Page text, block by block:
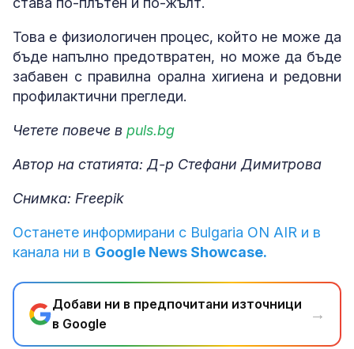
Това е физиологичен процес, който не може да
бъде напълно предотвратен, но може да бъде
забавен с правилна орална хигиена и редовни
профилактични прегледи.
Четете повече в puls.bg
Автор на статията: Д-р Стефани Димитрова
Снимка: Freepik
Останете информирани с Bulgaria ON AIR и в
канала ни в Google News Showcase.
Добави ни в предпочитани източници
в Google
→